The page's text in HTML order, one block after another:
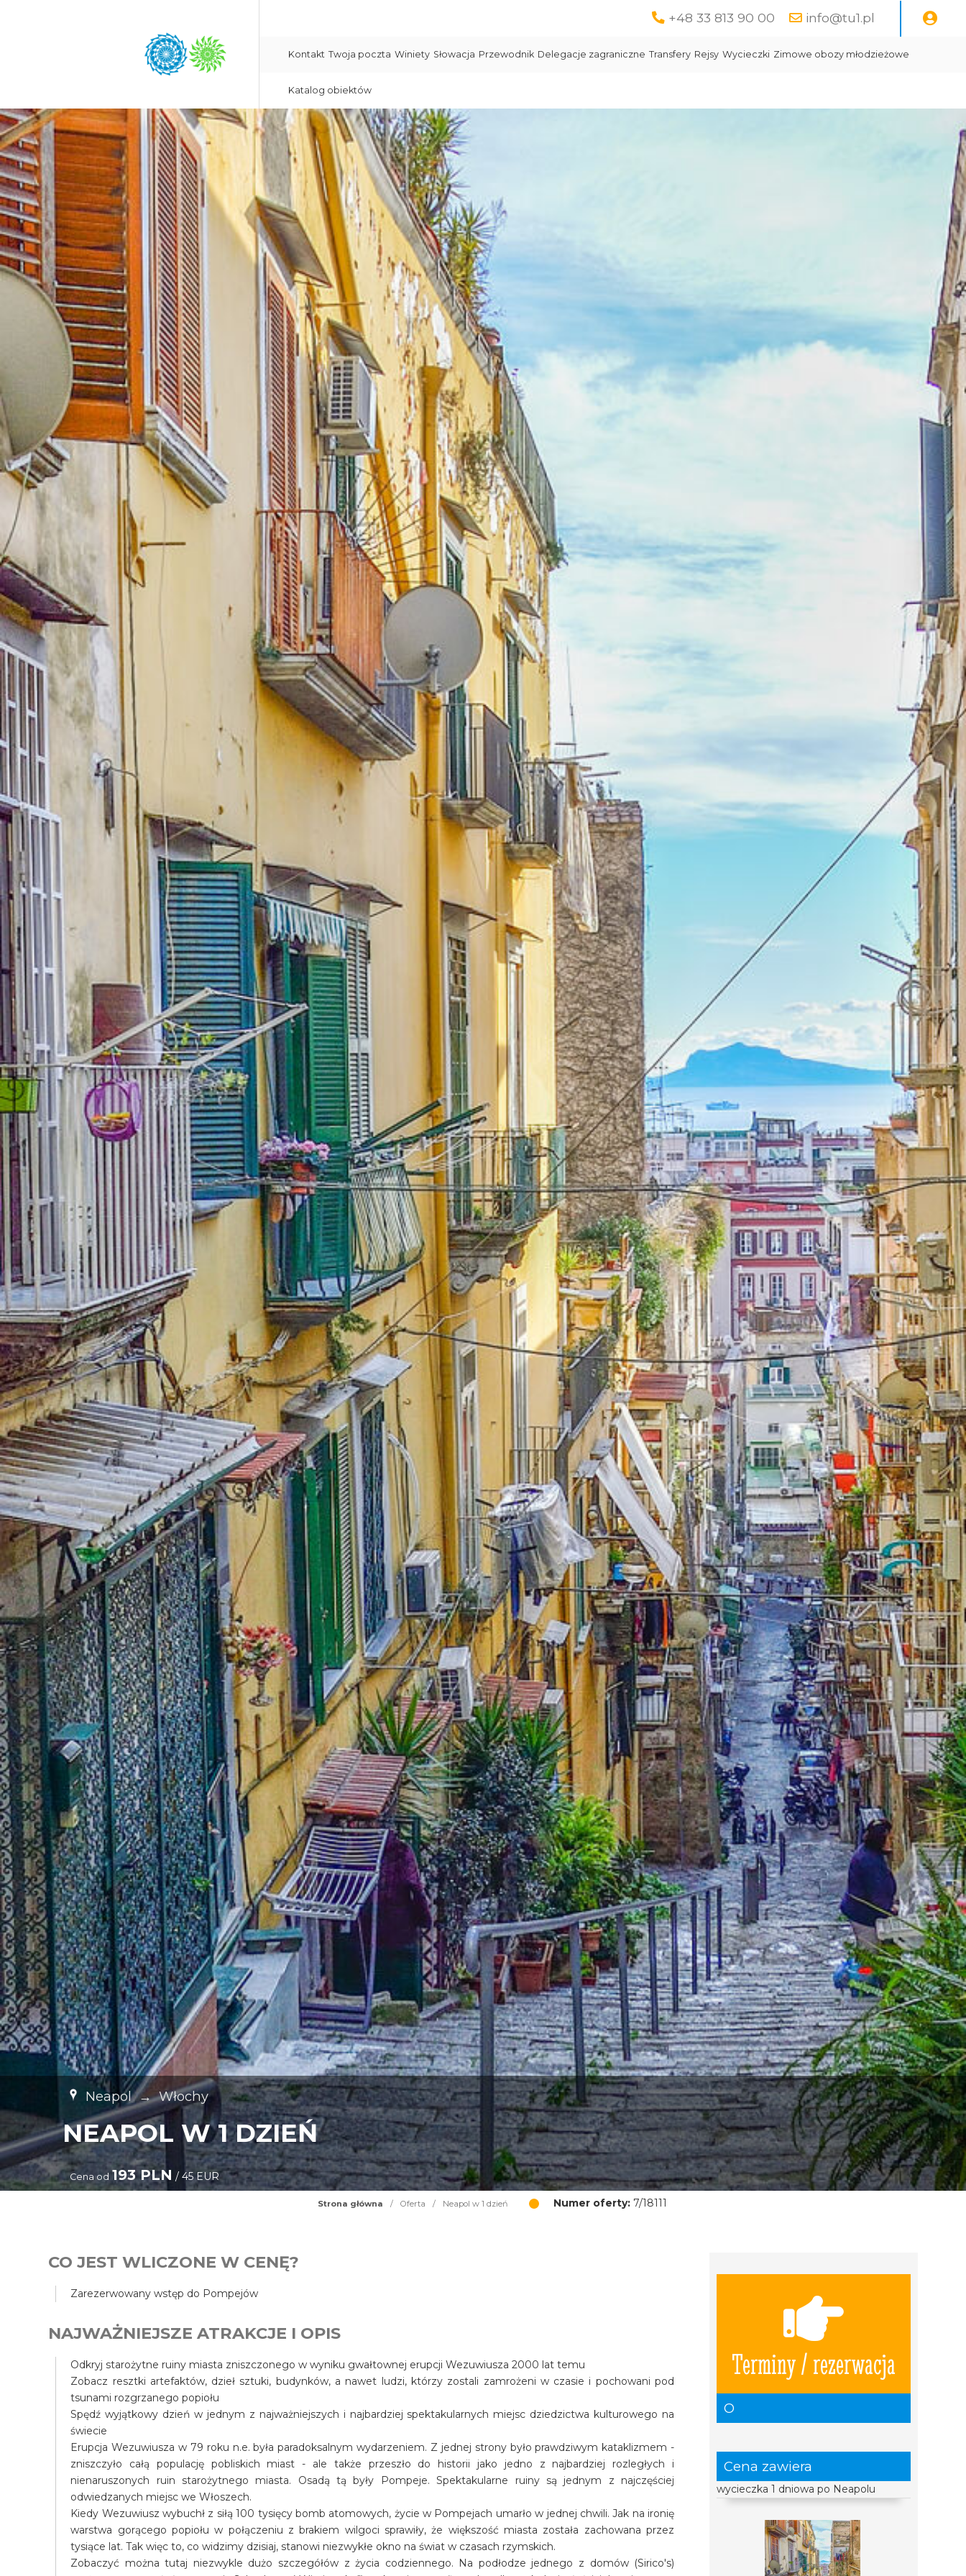
+48 33 813 90 00 info@tu1.pl
Kontakt Twoja poczta Winiety Słowacja Przewodnik Delegacje zagraniczne Transfery Rejsy Wycieczki Zimowe obozy młodzieżowe
Katalog obiektów
Neapol → Włochy
NEAPOL W 1 DZIEŃ
Cena od 193 PLN / 45 EUR
Strona główna / Oferta / Neapol w 1 dzień Numer oferty:7/18111
Terminy / rezerwacja
O
Cena zawiera
wycieczka 1 dniowa po Neapolu
CO JEST WLICZONE W CENĘ?
Zarezerwowany wstęp do Pompejów
NAJWAŻNIEJSZE ATRAKCJE I OPIS
Odkryj starożytne ruiny miasta zniszczonego w wyniku gwałtownej erupcji Wezuwiusza 2000 lat temu
Zobacz resztki artefaktów, dzieł sztuki, budynków, a nawet ludzi, którzy zostali zamrożeni w czasie i pochowani pod
tsunami rozgrzanego popiołu
Spędź wyjątkowy dzień w jednym z najważniejszych i najbardziej spektakularnych miejsc dziedzictwa kulturowego na
świecie
Erupcja Wezuwiusza w 79 roku n.e. była paradoksalnym wydarzeniem. Z jednej strony było prawdziwym kataklizmem -
zniszczyło całą populację pobliskich miast - ale także przeszło do historii jako jedno z najbardziej rozległych i
nienaruszonych ruin starożytnego miasta. Osadą tą były Pompeje. Spektakularne ruiny są jednym z najczęściej
odwiedzanych miejsc we Włoszech.
Kiedy Wezuwiusz wybuchł z siłą 100 tysięcy bomb atomowych, życie w Pompejach umarło w jednej chwili. Jak na ironię
warstwa gorącego popiołu w połączeniu z brakiem wilgoci sprawiły, że większość miasta została zachowana przez
tysiące lat. Tak więc to, co widzimy dzisiaj, stanowi niezwykłe okno na świat w czasach rzymskich.
Zobaczyć można tutaj niezwykle dużo szczegółów z życia codziennego. Na podłodze jednego z domów (Sirico's)